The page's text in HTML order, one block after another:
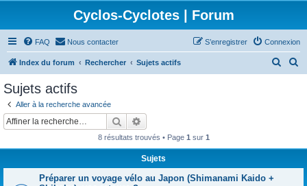
Cyclos-Cyclotes | Forum
FAQ Nous contacter Connexion
S’enregistrer
Index du forum Rechercher Sujets actifs
Sujets actifs
Aller à la recherche avancée
Rechercher
8 résultats trouvés • Page 1 sur 1
Sujets
Préparer un voyage vélo au Japon (Shimanami Kaido +